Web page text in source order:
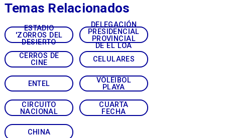
ESTADIO
'ZORROS DEL
DESIERTO
DELEGACIÓN
PRESIDENCIAL
PROVINCIAL
DE EL LOA
CERROS DE
CINE
CELULARES
ENTEL
VÓLEIBOL
PLAYA
CIRCUITO
NACIONAL
CUARTA
FECHA
CHINA
Temas Relacionados